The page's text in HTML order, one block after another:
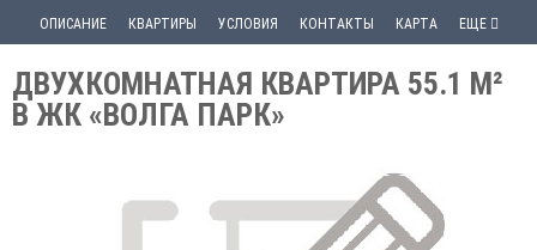
ОПИСАНИЕ КВАРТИРЫ УСЛОВИЯ КОНТАКТЫ КАРТА ЕЩЕ
ДВУХКОМНАТНАЯ КВАРТИРА 55.1 М²
В ЖК «ВОЛГА ПАРК»